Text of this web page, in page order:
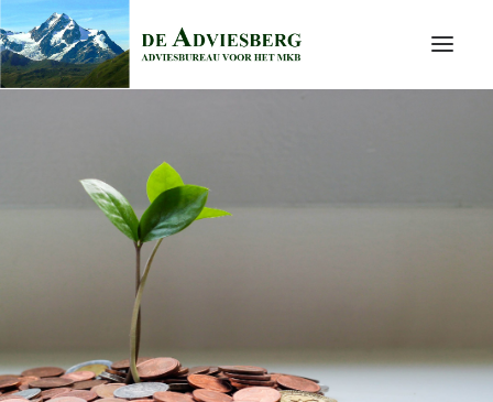
WIE ZIJN WIJ
DIENSTEN